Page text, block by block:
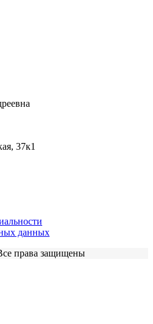
37к1
данных
права защищены